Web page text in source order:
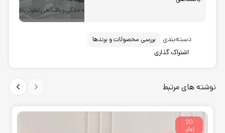
دسته‌بندی
بررسی محصولات و برندها
اشتراک گذاری
نوشته های مرتبط
20
ژوئن